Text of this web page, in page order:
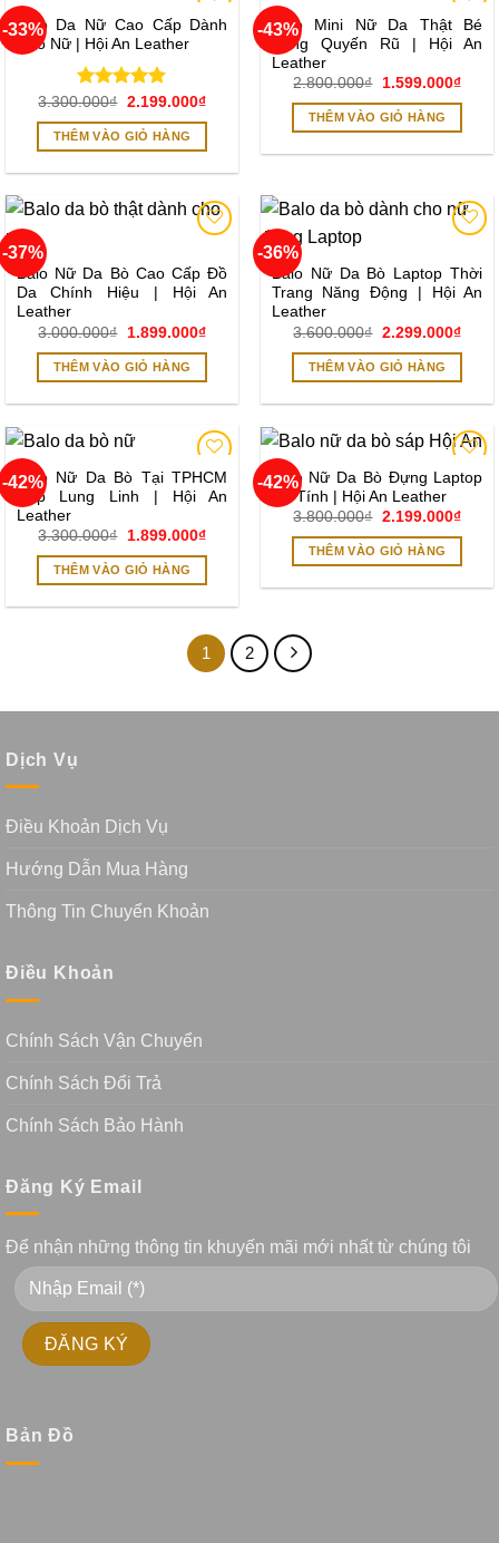
-33%
Add to
wishlist
Balo Da Nữ Cao Cấp Dành
Cho Nữ | Hội An Leather
Được xếp
hạng5.00
5 sao
3.300.000₫ Giá
là:
3.300.000₫.
2.199.000₫Giá
2.199.000₫.
THÊM VÀO GIỎ HÀNG
-43%
Add to
wishlist
Balo Mini Nữ Da Thật Bé
Bỏng Quyến Rũ | Hội An
Leather
2.800.000₫
Giá
là:
2.800.000₫.
1.599.000₫Giá
THÊM VÀO GIỎ HÀNG
-37%
wishlist
Balo Nữ Da Bò Cao Cấp Đồ
Da Chính Hiệu | Hội An
Leather
3.000.000₫
Giá
là:
3.000.000₫.
1.899.000₫Giá
tại
THÊM VÀO GIỎ HÀNG
-36%
wishlist
Balo Nữ Da Bò Laptop Thời
Trang Năng Động | Hội An
Leather
3.600.000₫ Giá
là:
3.600.000₫.
2.299.000₫Giá
tại
THÊM VÀO GIỎ HÀNG
-42%
Add to
wishlist
Balo Nữ Da Bò Tại TPHCM
Đẹp Lung Linh | Hội An
Leather
3.300.000₫
Giá
là:
3.300.000₫.
1.899.000₫Giá
1.899.000₫.
THÊM VÀO GIỎ HÀNG
-42%
Add to
wishlist
Balo Nữ Da Bò Đựng Laptop
Cá Tính | Hội An Leather
3.800.000₫ Giá
là:
3.800.000₫.
2.199.000₫Giá
THÊM VÀO GIỎ HÀNG
1 2
Dịch Vụ
Điều Khoản Dịch Vụ
Hướng Dẫn Mua Hàng
Thông Tin Chuyển Khoản
Điều Khoản
Chính Sách Vận Chuyển
Chính Sách Đổi Trả
Chính Sách Bảo Hành
Đăng Ký Email
Để nhận những thông tin khuyến mãi mới nhất từ chúng tôi
Bản Đồ